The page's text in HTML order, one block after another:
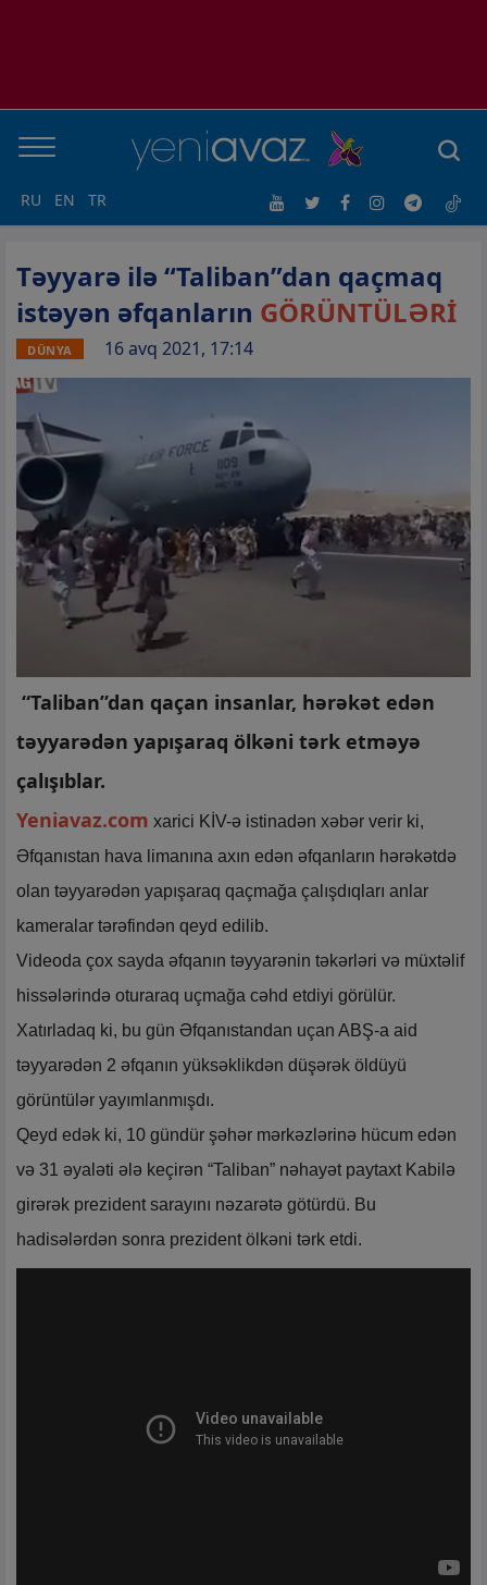
RU EN TR
Təyyarə ilə “Taliban”dan qaçmaq
istəyən əfqanların GÖRÜNTÜLƏRİ
DÜNYA 16 avq 2021, 17:14
“Taliban”dan qaçan insanlar, hərəkət edən
təyyarədən yapışaraq ölkəni tərk etməyə
çalışıblar.
Yeniavaz.com xarici KİV-ə istinadən xəbər verir ki,
Əfqanıstan hava limanına axın edən əfqanların hərəkətdə
olan təyyarədən yapışaraq qaçmağa çalışdıqları anlar
kameralar tərəfindən qeyd edilib.
Videoda çox sayda əfqanın təyyarənin təkərləri və müxtəlif
hissələrində oturaraq uçmağa cəhd etdiyi görülür.
Xatırladaq ki, bu gün Əfqanıstandan uçan ABŞ-a aid
təyyarədən 2 əfqanın yüksəklikdən düşərək öldüyü
görüntülər yayımlanmışdı.
Qeyd edək ki, 10 gündür şəhər mərkəzlərinə hücum edən
və 31 əyaləti ələ keçirən “Taliban” nəhayət paytaxt Kabilə
girərək prezident sarayını nəzarətə götürdü. Bu
hadisələrdən sonra prezident ölkəni tərk etdi.